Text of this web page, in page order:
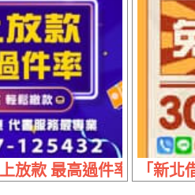
放款 最高過件率 | 低利方
「新